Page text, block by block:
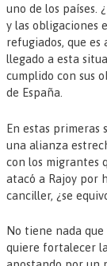
uno de los países.
y las obligaciones
refugiados, que es
llegado a esta
cumplido con sus
de España.
En estas primeras
una alianza
con los migrantes
atacó a Rajoy por
canciller, ¿se
No tiene nada que
quiere fortalecer